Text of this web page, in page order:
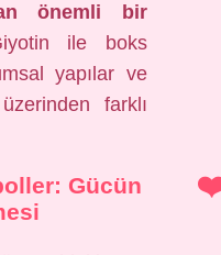
önemli bir
ile boks
yapılar ve
farklı
Gücün